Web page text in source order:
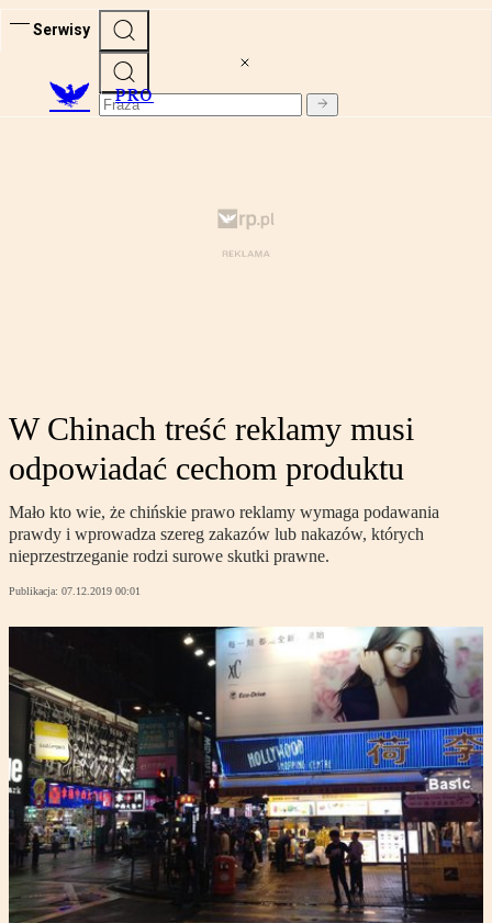
Serwisy
PRO
W Chinach treść reklamy musi
odpowiadać cechom produktu
Mało kto wie, że chińskie prawo reklamy wymaga podawania
prawdy i wprowadza szereg zakazów lub nakazów, których
nieprzestrzeganie rodzi surowe skutki prawne.
Publikacja: 07.12.2019 00:01